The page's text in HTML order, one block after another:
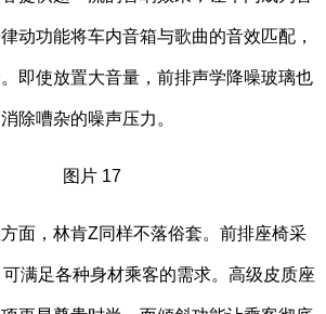
动功能将车内音箱与歌曲的音效匹配，
即使放置大音量，前排声学降噪玻璃也
除嘈杂的噪声压力。
面，林肯Z同样不落俗套。前排座椅采
满足各种身材乘客的需求。高级皮质座